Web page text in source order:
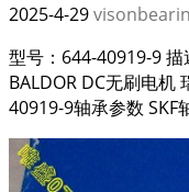
2025-4-29
型号：644-40919-9
BALDOR DC无刷电机
40919-9轴承参数 SKF